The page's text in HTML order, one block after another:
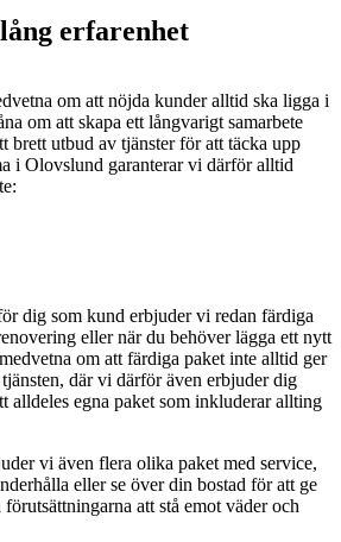
erfarenhet
om att nöjda kunder alltid ska ligga i
om att skapa ett långvarigt samarbete
brett utbud av tjänster för att täcka upp
i Olovslund garanterar vi därför alltid
dig som kund erbjuder vi redan färdiga
eller när du behöver lägga ett nytt
om att färdiga paket inte alltid ger
där vi därför även erbjuder dig
alldeles egna paket som inkluderar allting
vi även flera olika paket med service,
eller se över din bostad för att ge
att stå emot väder och